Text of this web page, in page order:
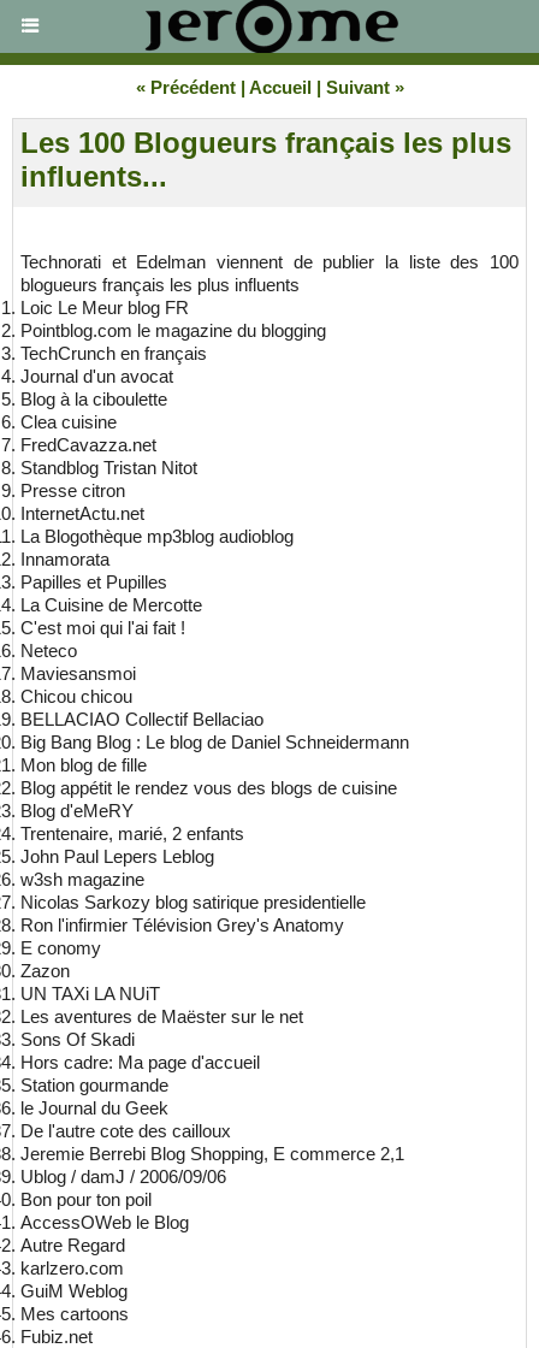
« Précédent | Accueil | Suivant »
Les 100 Blogueurs français les plus
influents...
Technorati et Edelman viennent de publier la liste des 100
blogueurs français les plus influents
Loic Le Meur blog FR
Pointblog.com le magazine du blogging
TechCrunch en français
Journal d'un avocat
Blog à la ciboulette
Clea cuisine
FredCavazza.net
Standblog Tristan Nitot
Presse citron
InternetActu.net
La Blogothèque mp3blog audioblog
Innamorata
Papilles et Pupilles
La Cuisine de Mercotte
C'est moi qui l'ai fait !
Neteco
Maviesansmoi
Chicou chicou
BELLACIAO Collectif Bellaciao
Big Bang Blog : Le blog de Daniel Schneidermann
Mon blog de fille
Blog appétit le rendez vous des blogs de cuisine
Blog d'eMeRY
Trentenaire, marié, 2 enfants
John Paul Lepers Leblog
w3sh magazine
Nicolas Sarkozy blog satirique presidentielle
Ron l'infirmier Télévision Grey's Anatomy
E conomy
Zazon
UN TAXi LA NUiT
Les aventures de Maëster sur le net
Sons Of Skadi
Hors cadre: Ma page d'accueil
Station gourmande
le Journal du Geek
De l'autre cote des cailloux
Jeremie Berrebi Blog Shopping, E commerce 2,1
Ublog / damJ / 2006/09/06
Bon pour ton poil
AccessOWeb le Blog
Autre Regard
karlzero.com
GuiM Weblog
Mes cartoons
Fubiz.net